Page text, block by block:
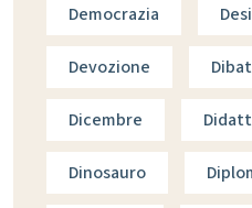
Democrazia
Devozione
Dicembre
Dinosauro